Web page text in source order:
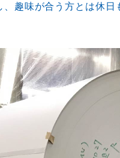
、趣味が合う方とは休